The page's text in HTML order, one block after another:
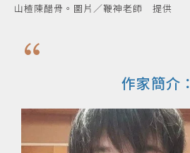
山楂陳醋骨。圖片／鞭神老師 提供
作家簡介：